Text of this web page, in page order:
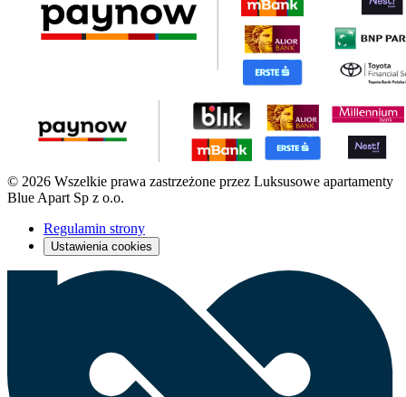
© 2026 Wszelkie prawa zastrzeżone przez Luksusowe apartamenty
Blue Apart Sp z o.o.
Regulamin strony
Ustawienia cookies